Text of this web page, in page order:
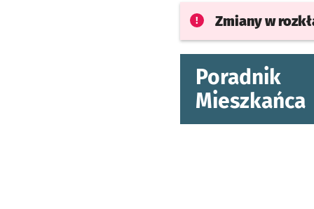
Zmiany w
Poradnik
Mieszkańca